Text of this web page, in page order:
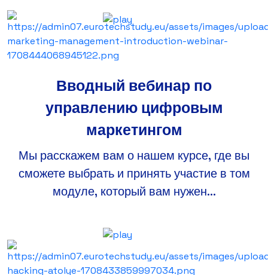
Вводный вебинар по
управлению цифровым
маркетингом
Мы расскажем вам о нашем курсе, где вы
сможете выбрать и принять участие в том
модуле, который вам нужен...